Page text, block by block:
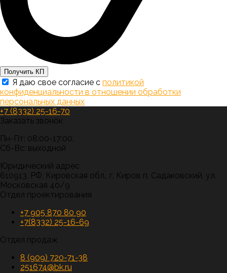
Получить КП
Я даю свое согласие с политикой
конфиденциальности в отношении обработки
персональных данных
+7 (8332) 25-16-70
Заказать звонок
Пн-Пт: 08:00-17:00,
Сб-Вс: выходной
Юридический адрес
610913, РФ, Кировская обл., г. Киров п. Садаковский, ул.
Московская 40/9
Отдел проектирования
+7 905 870 80 90
+7(8332) 25-16-69
Отдел продаж
8 (909) 720-71-38
251674@bk.ru